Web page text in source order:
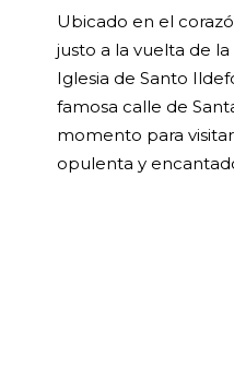
Ubicado en el
justo a la vuelta de
Iglesia de Santo
famosa calle de
momento para
opulenta y